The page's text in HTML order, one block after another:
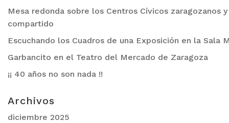
Mesa redonda sobre los Centros Cívicos zaragozanos
compartido
Escuchando los Cuadros de una Exposición en la Sala
Garbancito en el Teatro del Mercado de Zaragoza
¡¡ 40 años no son nada !!
Archivos
diciembre 2025